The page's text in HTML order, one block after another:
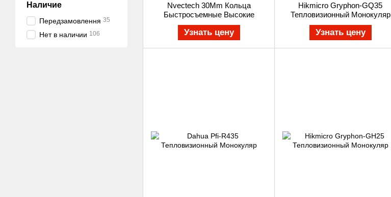
Nvectech 30Mm Кольца
Быстросъемные Высокие
Узнать цену
Hikmicro Gryphon-GQ35
Тепловизионный Монокуляр
Узнать цену
Наличие
Передзамовлення 35
Нет в наличии 106